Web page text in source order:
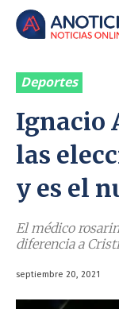
Deportes
Ignacio
las
y es el
El médico
diferencia a
septiembre 20, 2021